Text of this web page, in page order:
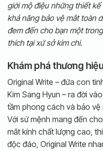
giới mộ điệu những thiết
khả năng bảo vệ mắt toàn
đem đến cho bạn một
thích tại xứ sở kim chi.
Khám phá thương
Original Write – đứa con
Kim Sang Hyun – ra đời
tầm phong cách và bảo vệ
Với sứ mệnh mang đến
mắt kính chất lượng cao,
độc đáo, Original Write